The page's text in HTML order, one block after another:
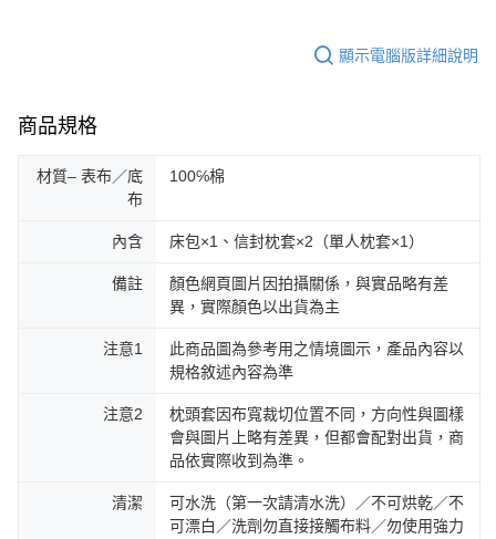
顯示電腦版詳細說明
商品規格
材質– 表布／底
布
100℅棉
內含 床包×1、信封枕套×2（單人枕套×1）
備註
顏色網頁圖片因拍攝關係，與實品略有差
異，實際顏色以出貨為主
注意1
此商品圖為參考用之情境圖示，產品內容以
規格敘述內容為準
注意2
枕頭套因布寬裁切位置不同，方向性與圖樣
會與圖片上略有差異，但都會配對出貨，商
品依實際收到為準。
清潔
可水洗（第一次請清水洗）／不可烘乾／不
可漂白／洗劑勿直接接觸布料／勿使用強力